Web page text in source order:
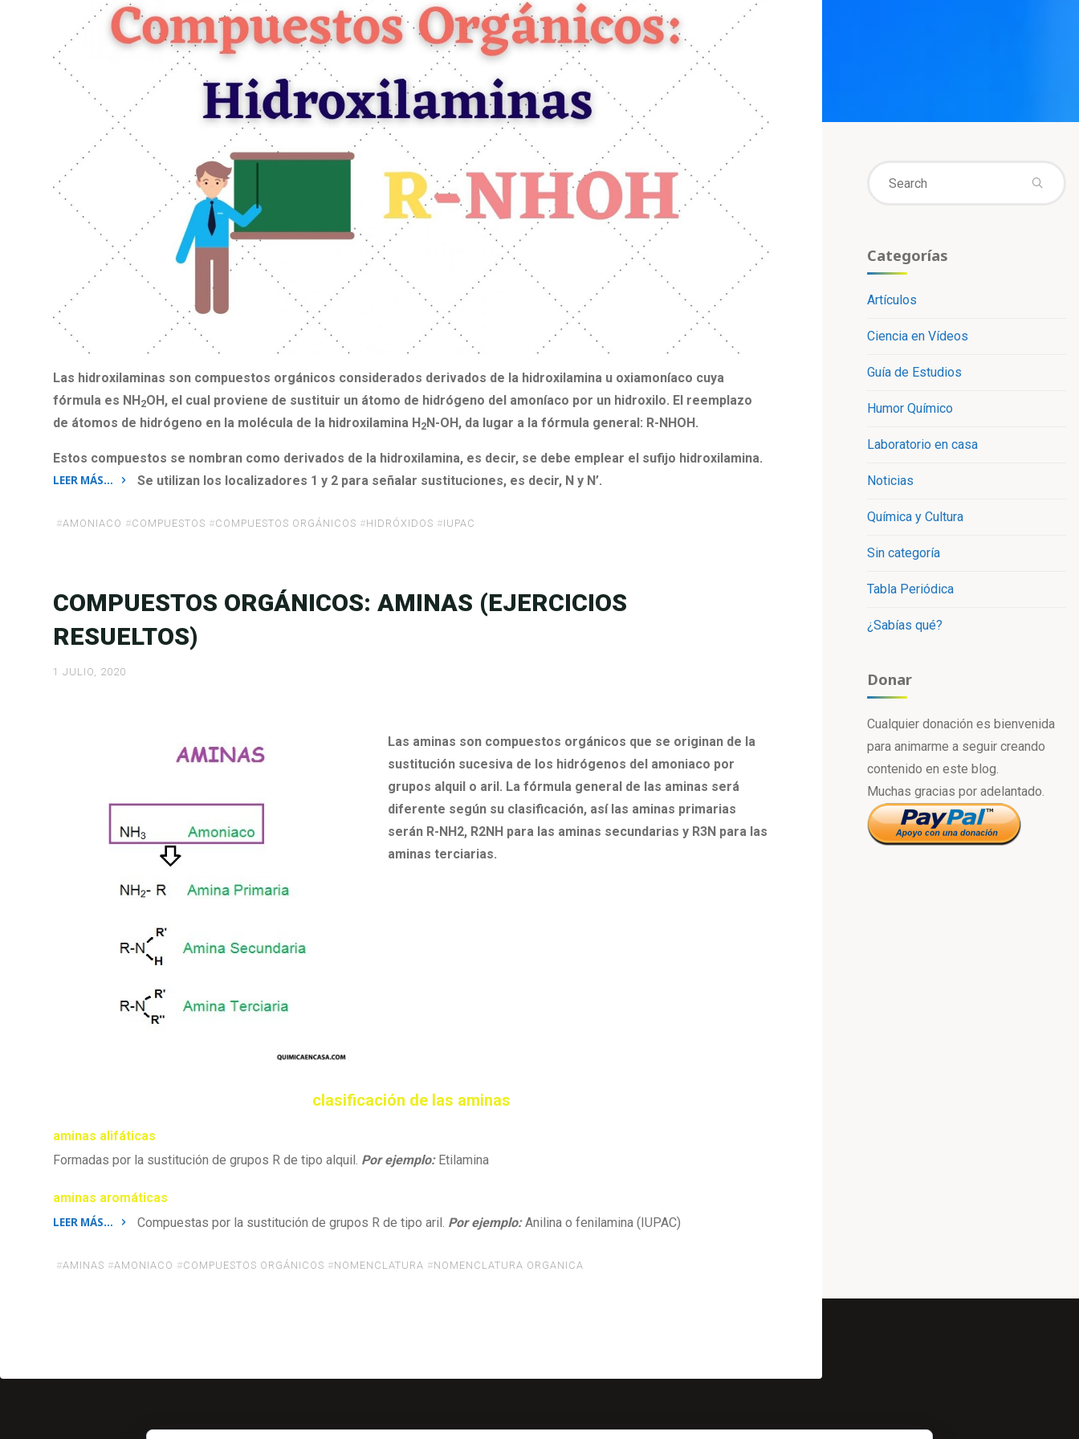
Las hidroxilaminas son compuestos orgánicos considerados derivados de la hidroxilamina u oxiamoníaco cuya
fórmula es NH2OH, el cual proviene de sustituir un átomo de hidrógeno del amoníaco por un hidroxilo. El reemplazo
de átomos de hidrógeno en la molécula de la hidroxilamina H2N-OH, da lugar a la fórmula general: R-NHOH.
Estos compuestos se nombran como derivados de la hidroxilamina, es decir, se debe emplear el sufijo hidroxilamina.
Se utilizan los localizadores 1 y 2 para señalar sustituciones, es decir, N y N’.
LEER MÁS…
Orgánicos:
#AMONIACO #COMPUESTOS #COMPUESTOS ORGÁNICOS #HIDRÓXIDOS #IUPAC
COMPUESTOS ORGÁNICOS: AMINAS (EJERCICIOS
RESUELTOS)
1 JULIO, 2020
Las aminas son compuestos orgánicos que se originan de la
sustitución sucesiva de los hidrógenos del amoniaco por
grupos alquil o aril. La fórmula general de las aminas será
diferente según su clasificación, así las aminas primarias
serán R-NH2, R2NH para las aminas secundarias y R3N para las
aminas terciarias.
clasificación de las aminas
aminas alifáticas
Formadas por la sustitución de grupos R de tipo alquil. Por ejemplo: Etilamina
aminas aromáticas
Compuestas por la sustitución de grupos R de tipo aril. Por ejemplo:Anilina o fenilamina (IUPAC)
LEER MÁS…
Orgánicos:
#AMINAS #AMONIACO #COMPUESTOS ORGÁNICOS #NOMENCLATURA #NOMENCLATURA ORGANICA
Categorías
Artículos
Ciencia en Vídeos
Guía de Estudios
Humor Químico
Laboratorio en casa
Noticias
Química y Cultura
Sin categoría
Tabla Periódica
¿Sabías qué?
Donar
Cualquier donación es bienvenida
para animarme a seguir creando
contenido en este blog.
Muchas gracias por adelantado.